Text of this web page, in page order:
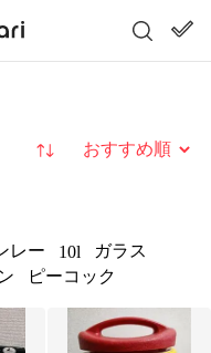
並び替え
レー 10l
ガラス
ピーコック